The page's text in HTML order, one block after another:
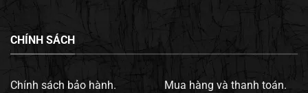
CHÍNH SÁCH
Chính sách bảo hành. Mua hàng và thanh toán.